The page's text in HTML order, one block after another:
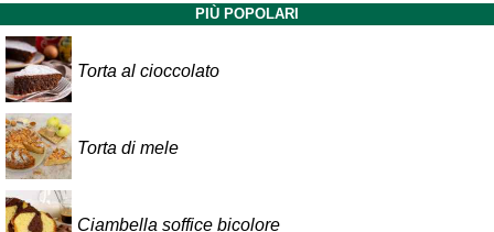
PIÙ POPOLARI
Torta al cioccolato
Torta di mele
Ciambella soffice bicolore